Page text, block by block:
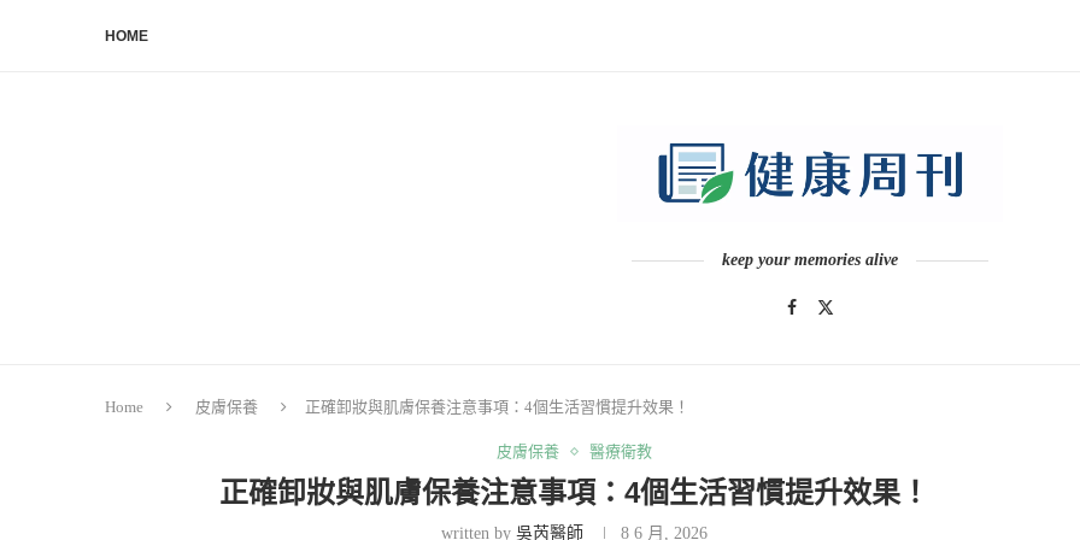
HOME
keep your memories alive
Home 皮膚保養 正確卸妝與肌膚保養注意事項：4個生活習慣提升效果！
皮膚保養 醫療衛教
正確卸妝與肌膚保養注意事項：4個生活習慣提升效果！
written by吳芮醫師 8 6 月, 2026